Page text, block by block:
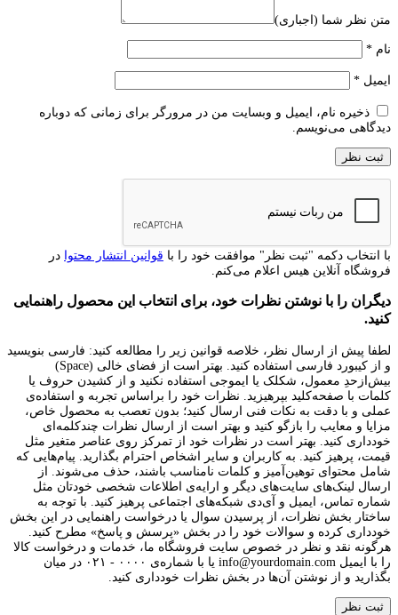
متن نظر شما (اجباری)
نام *
ایمیل *
ذخیره نام، ایمیل و وبسایت من در مرورگر برای زمانی که دوباره
دیدگاهی می‌نویسم.
با انتخاب دکمه "ثبت نظر" موافقت خود را با قوانین انتشار محتوا در
فروشگاه آنلاین هیس اعلام می‌کنم.
دیگران را با نوشتن نظرات خود، برای انتخاب این محصول راهنمایی
کنید.
لطفا پیش از ارسال نظر، خلاصه قوانین زیر را مطالعه کنید: فارسی بنویسید
و از کیبورد فارسی استفاده کنید. بهتر است از فضای خالی (Space)
بیش‌از‌حدِ معمول، شکلک یا ایموجی استفاده نکنید و از کشیدن حروف یا
کلمات با صفحه‌کلید بپرهیزید. نظرات خود را براساس تجربه و استفاده‌ی
عملی و با دقت به نکات فنی ارسال کنید؛ بدون تعصب به محصول خاص،
مزایا و معایب را بازگو کنید و بهتر است از ارسال نظرات چندکلمه‌‌ای
خودداری کنید. بهتر است در نظرات خود از تمرکز روی عناصر متغیر مثل
قیمت، پرهیز کنید. به کاربران و سایر اشخاص احترام بگذارید. پیام‌هایی که
شامل محتوای توهین‌آمیز و کلمات نامناسب باشند، حذف می‌شوند. از
ارسال لینک‌های سایت‌های دیگر و ارایه‌ی اطلاعات شخصی خودتان مثل
شماره تماس، ایمیل و آی‌دی شبکه‌های اجتماعی پرهیز کنید. با توجه به
ساختار بخش نظرات، از پرسیدن سوال یا درخواست راهنمایی در این بخش
خودداری کرده و سوالات خود را در بخش «پرسش و پاسخ» مطرح کنید.
هرگونه نقد و نظر در خصوص سایت فروشگاه ما، خدمات و درخواست کالا
را با ایمیل info@yourdomain.com یا با شماره‌ی ۰۰۰۰ - ۰۲۱ در میان
بگذارید و از نوشتن آن‌ها در بخش نظرات خودداری کنید.
ثبت نظر